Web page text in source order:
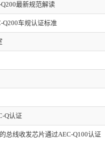
最新规范解读
Q200车规认证标准
Q认证
总线收发芯片通过AEC-Q100认证